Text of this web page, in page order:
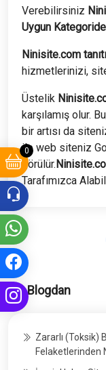
0
Verebilirsiniz
Uygun Kategoride
Ninisite.com
hizmetlerinizi,
Üstelik Ninisite
karşılamış olur.
bir artısı da
ile web siteniz
görülür. Ninisite
Tarafımızca
Blogdan
Zararlı (Toksik)
Felaketlerinden